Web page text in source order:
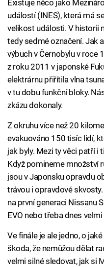
Existuje něco jako
událostí (INES), která má
velikost události. V historii
tedy sedmé označení. Jak
výbuch v Černobylu v roce
z roku 2011 v japonské
elektrárnu přiřítila vlna
v tu dobu funkční bloky.
zkázu dokonaly.
Z okruhu více než 20
evakuováno 150 tisíc lidí,
jak byly. Mezi ty věci patří i
Když pomineme množství
jsou v Japonsku opravdu
trávou i opravdové
na první generaci Nissanu
EVO nebo třeba dnes
Ve finále je ale jedno, o
škoda, že nemůžou dělat
velmi silné sledovat, jak si